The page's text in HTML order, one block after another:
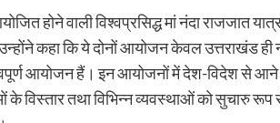
होने वाली विश्वप्रसिद्ध मां नंदा राजजात
कहा कि ये दोनों आयोजन केवल उत्तराखंड ही
आयोजन हैं। इन आयोजनों में देश-विदेश से आने
के विस्तार तथा विभिन्न व्यवस्थाओं को सुचारु